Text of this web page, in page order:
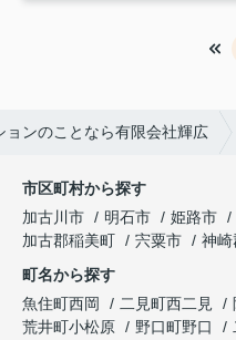
ンのことなら有限会社輝広
市区町村から探す
加古川市
明石市 姫路市
加古郡稲美町
宍粟市
神崎
町名から探す
魚住町西岡
二見町西二見
荒井町小松原
野口町野口